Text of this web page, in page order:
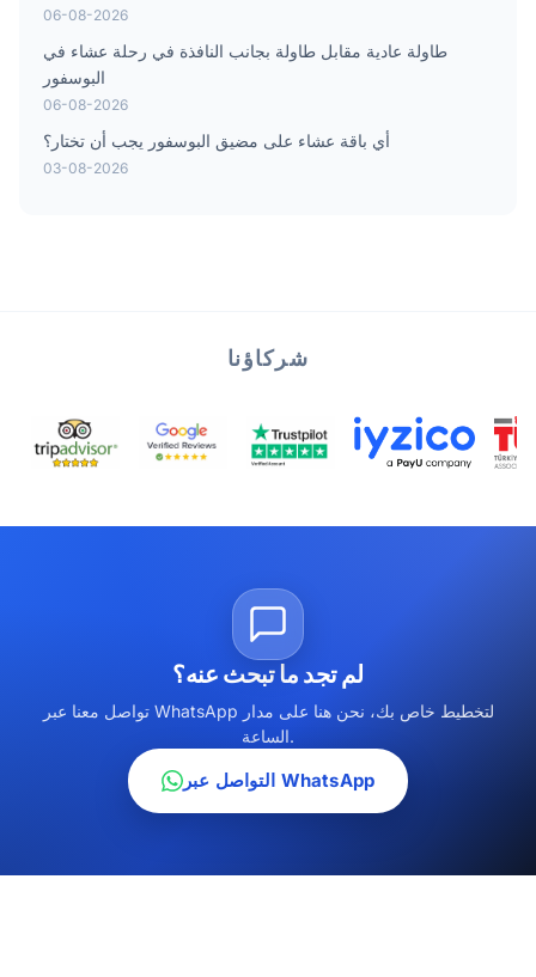
06-08-2026
طاولة عادية مقابل طاولة بجانب النافذة في رحلة عشاء في
البوسفور
06-08-2026
أي باقة عشاء على مضيق البوسفور يجب أن تختار؟
03-08-2026
شركاؤنا
لم تجد ما تبحث عنه؟
تواصل معنا عبر WhatsApp لتخطيط خاص بك، نحن هنا على مدار
الساعة.
التواصل عبر WhatsApp